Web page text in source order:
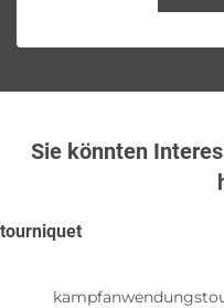
Sie könnten
tourniquet